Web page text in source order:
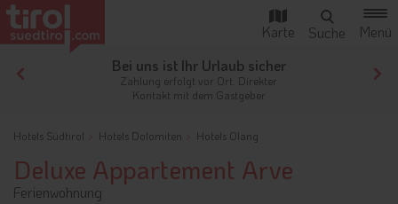
Bei uns ist Ihr Urlaub sicher
Zahlung erfolgt vor Ort. Direkter
Kontakt mit dem Gastgeber
Hotels Südtirol Hotels Dolomiten Hotels Olang
Deluxe Appartement Arve
Ferienwohnung